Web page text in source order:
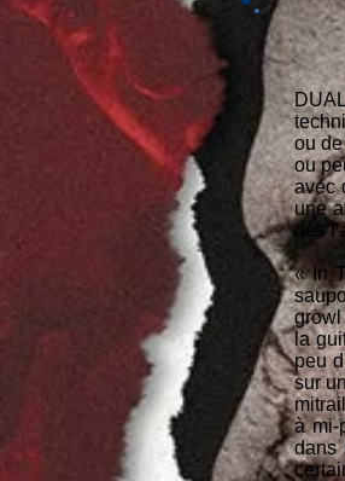
ou
ou
avec
une
dès
« In
growl
la
peu
sur
à mi-
dans